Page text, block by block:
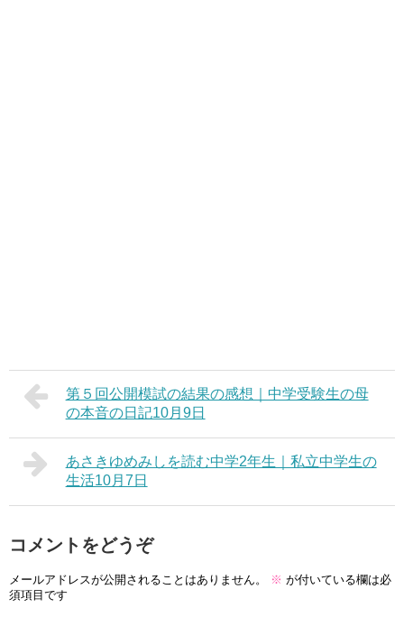
第５回公開模試の結果の感想｜中学受験生の母
の本音の日記10月9日
あさきゆめみしを読む中学2年生｜私立中学生の
生活10月7日
コメントをどうぞ
メールアドレスが公開されることはありません。 ※ が付いている欄は必
須項目です